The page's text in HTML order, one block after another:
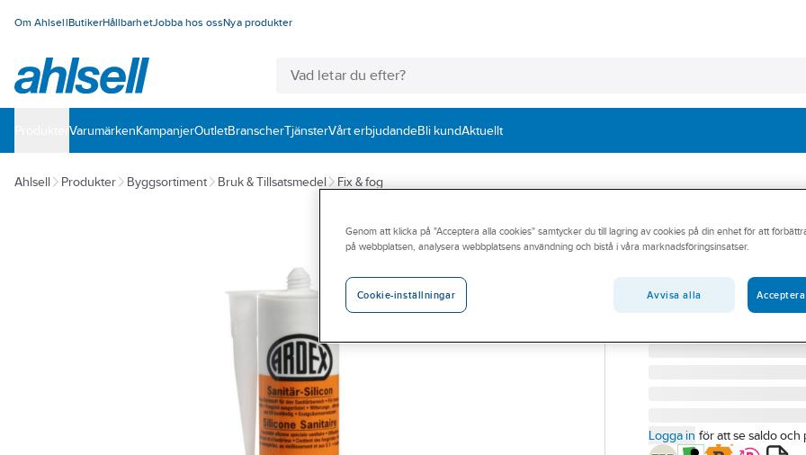
Om AhlsellButikerHållbarhetJobba hos ossNya produkter
VarumärkenKampanjerOutletBranscherTjänsterVårt erbjudandeBli kundAktuellt
Ahlsell Produkter Byggsortiment Bruk & Tillsatsmedel Fix & fog
ARDEX
Våtrumssilikon
SILIKON ARDEX SE
Artikelnummer:
765311
41249
Logga in för att se saldo och
Genom att klicka på "Acceptera alla cookies" samtycker du till lagring av cookies på din enhet för att
på webbplatsen, analysera webbplatsens användning och bistå i våra marknadsföringsinsatser.
Cookie-inställningar Avvisa alla